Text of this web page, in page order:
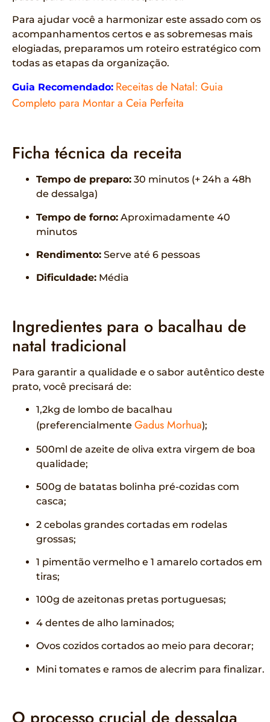
Para ajudar você a harmonizar este assado com os
acompanhamentos certos e as sobremesas mais
elogiadas, preparamos um roteiro estratégico com
todas as etapas da organização.
Guia Recomendado: Receitas de Natal: Guia
Completo para Montar a Ceia Perfeita
Ficha técnica da receita
Tempo de preparo: 30 minutos (+ 24h a 48h
de dessalga)
Tempo de forno: Aproximadamente 40
minutos
Rendimento: Serve até 6 pessoas
Dificuldade: Média
Ingredientes para o bacalhau de
natal tradicional
Para garantir a qualidade e o sabor autêntico deste
prato, você precisará de:
1,2kg de lombo de bacalhau
(preferencialmente Gadus Morhua);
500ml de azeite de oliva extra virgem de boa
qualidade;
500g de batatas bolinha pré-cozidas com
casca;
2 cebolas grandes cortadas em rodelas
grossas;
1 pimentão vermelho e 1 amarelo cortados em
tiras;
100g de azeitonas pretas portuguesas;
4 dentes de alho laminados;
Ovos cozidos cortados ao meio para decorar;
Mini tomates e ramos de alecrim para finalizar.